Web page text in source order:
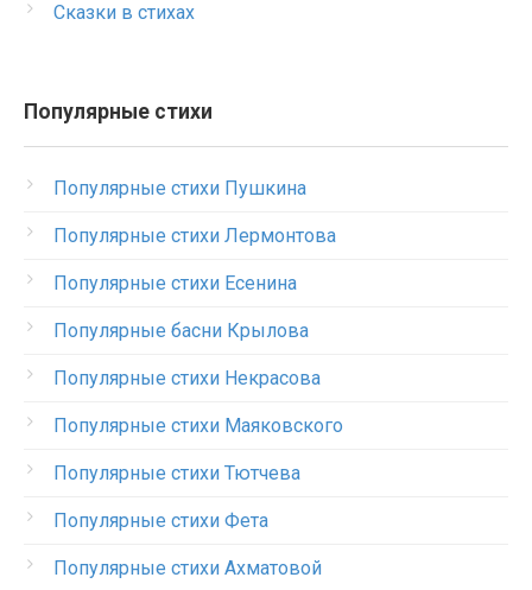
Сказки в стихах
Популярные стихи
Популярные стихи Пушкина
Популярные стихи Лермонтова
Популярные стихи Есенина
Популярные басни Крылова
Популярные стихи Некрасова
Популярные стихи Маяковского
Популярные стихи Тютчева
Популярные стихи Фета
Популярные стихи Ахматовой